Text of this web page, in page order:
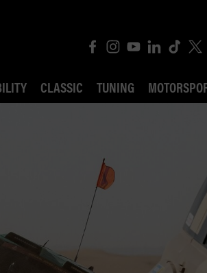
CLASSIC TUNING